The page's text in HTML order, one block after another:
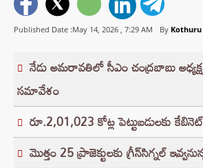
Published Date :May 14, 2026 , 7:29 AM By
నేడు అమరావతిలో సీఎం చంద్రబాబు
సమావేశం
రూ.2,01,023 కోట్ల పెట్టుబడులకు
మొత్తం 25 ప్రాజెక్టులకు గ్రీన్‌సిగ్నల్